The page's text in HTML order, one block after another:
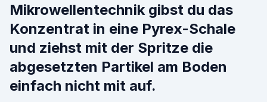
Mikrowellentechnik gibst du das
Konzentrat in eine Pyrex-Schale
und ziehst mit der Spritze die
abgesetzten Partikel am Boden
einfach nicht mit auf.